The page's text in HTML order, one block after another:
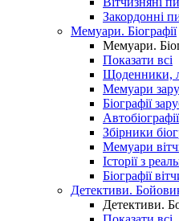
Закордонні
Мемуари. Біографії
Мемуари.
Показати всі
Щоденники,
Мемуари
Біографії
Автобіографії
Збірники
Мемуари
Історії з
Біографії
Детективи.
Детективи.